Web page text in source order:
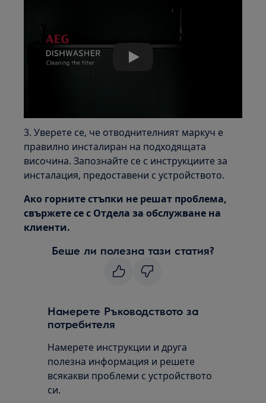
Play
3. Уверете се, че отводнителният маркуч е
правилно инсталиран на подходящата
височина. Запознайте се с инструкциите за
инсталация, предоставени с устройството.
Ако горните стъпки не решат проблема,
свържете се с Отдела за обслужване на
клиенти.
Беше ли полезна тази статия?
Намерете Ръководството за
потребителя
Намерете инструкции и друга
полезна информация и решете
всякакви проблеми с устройството
си.